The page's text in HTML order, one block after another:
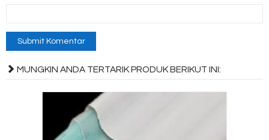
MUNGKIN ANDA TERTARIK PRODUK BERIKUT INI: